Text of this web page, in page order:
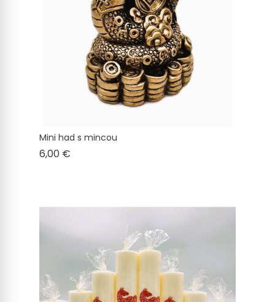
Mini had s mincou
6,00 €